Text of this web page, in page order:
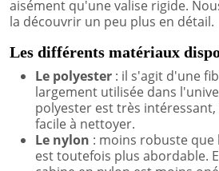
aisément qu'une valise rigide.
la découvrir un peu plus en détail.
Les différents matériaux
Le polyester : il s'agit d'une
largement utilisée dans
polyester est très
facile à nettoyer.
Le nylon : moins robuste que
est toutefois plus abordable.